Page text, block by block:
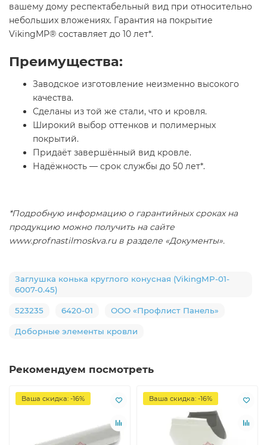
вашему дому респектабельный вид при относительно
небольших вложениях. Гарантия на покрытие
VikingMP® составляет до 10 лет*.
Преимущества:
Заводское изготовление неизменно высокого
качества.
Сделаны из той же стали, что и кровля.
Широкий выбор оттенков и полимерных
покрытий.
Придаёт завершённый вид кровле.
Надёжность — срок службы до 50 лет*.
*Подробную информацию о гарантийных сроках на
продукцию можно получить на сайте
www.profnastilmoskva.ru в разделе «Документы».
Заглушка конька круглого конусная (VikingMP-01-
6007-0.45)
523235 6420-01 ООО «Профлист Панель»
Доборные элементы кровли
Рекомендуем посмотреть
Ваша скидка: -16% Ваша скидка: -16%